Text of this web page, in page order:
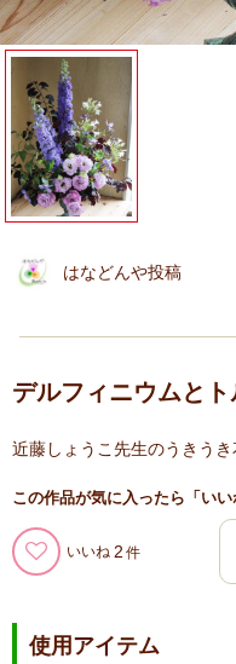
はなどんや投稿
デルフィニウムと
近藤しょうこ先生のうきう
この作品が気に入ったら「いい
いいね 2
使用アイテム